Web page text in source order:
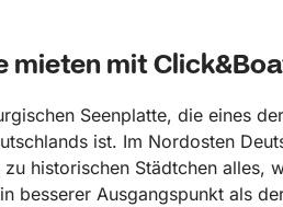
mieten mit
Seenplatte, die eines
ist. Im Nordosten
historischen Städtchen alles,
besserer Ausgangspunkt als